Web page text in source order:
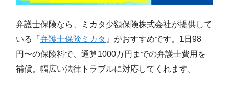
弁護士保険なら、ミカタ少額保険株式会社が提供して
いる『弁護士保険ミカタ 』がおすすめです。1日98
円〜の保険料で、通算1000万円までの弁護士費用を
補償。幅広い法律トラブルに対応してくれます。